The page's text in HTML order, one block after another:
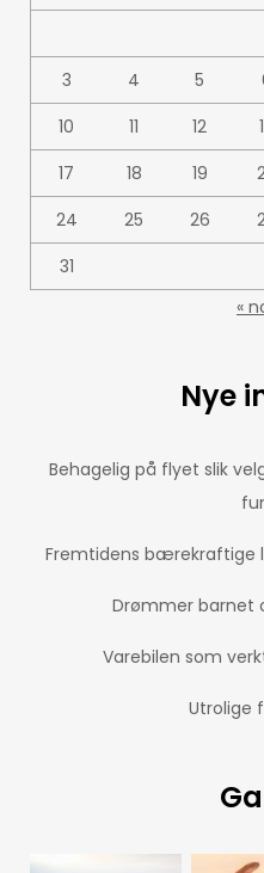
3
4 5
10
11 12
17
18 19
24
25 26
31
«
Nye
Behagelig på flyet slik
Fremtidens bærekraftige
Drømmer barnet
Varebilen som
Utrolige